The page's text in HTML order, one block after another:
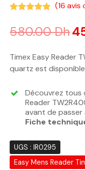
(16 avis
580.00Dh
Timex Easy Reader
quartz est
Découvrez tous
Reader
avant de passer
Fiche
UGS : IR0295
Easy Mens Reader